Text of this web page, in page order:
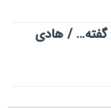
/ هادی